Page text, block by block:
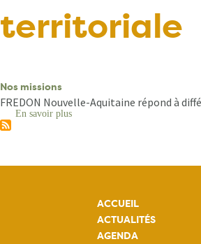
territoriale
Nos missions
FREDON Nouvelle-Aquitaine répond à
En savoir plus
ACCUEIL
ACTUALITÉS
AGENDA